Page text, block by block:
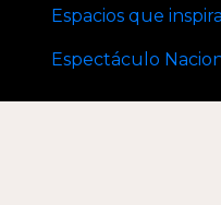
Espacios que
Espectáculo